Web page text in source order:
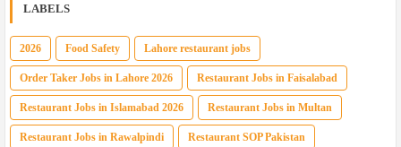
LABELS
2026 Food Safety Lahore restaurant jobs
Order Taker Jobs in Lahore 2026 Restaurant Jobs in Faisalabad
Restaurant Jobs in Islamabad 2026 Restaurant Jobs in Multan
Restaurant Jobs in Rawalpindi Restaurant SOP Pakistan